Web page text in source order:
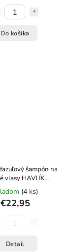
Do košíka
šampón na
vlasy HAVLÍK
APOTÉKA(4 ks)
€22,95
Detail